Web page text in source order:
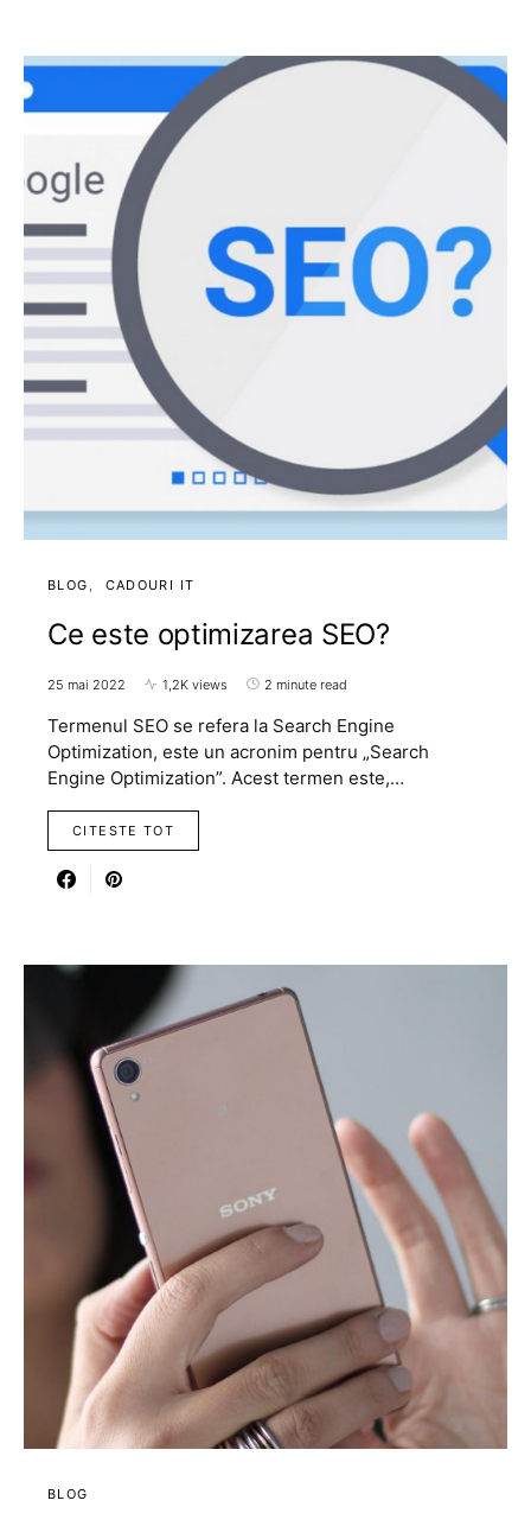
BLOG CADOURI IT
Ce este optimizarea SEO?
25 mai 2022 1,2K views 2 minute read
Termenul SEO se refera la Search Engine
Optimization, este un acronim pentru „Search
Engine Optimization”. Acest termen este,…
CITESTE TOT
BLOG